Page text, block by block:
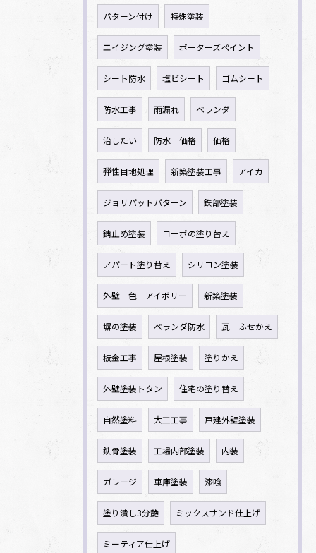
パターン付け 特殊塗装
エイジング塗装 ポーターズペイント
シート防水 塩ビシート ゴムシート
防水工事 雨漏れ ベランダ
治したい 防水 価格 価格
弾性目地処理 新築塗装工事 アイカ
ジョリパットパターン 鉄部塗装
錆止め塗装 コーポの塗り替え
アパート塗り替え シリコン塗装
外壁 色 アイボリー 新築塗装
塀の塗装 ベランダ防水 瓦 ふせかえ
板金工事 屋根塗装 塗りかえ
外壁塗装トタン 住宅の塗り替え
自然塗料 大工工事 戸建外壁塗装
鉄骨塗装 工場内部塗装 内装
ガレージ 車庫塗装 漆喰
塗り潰し3分艶 ミックスサンド仕上げ
ミーティア仕上げ